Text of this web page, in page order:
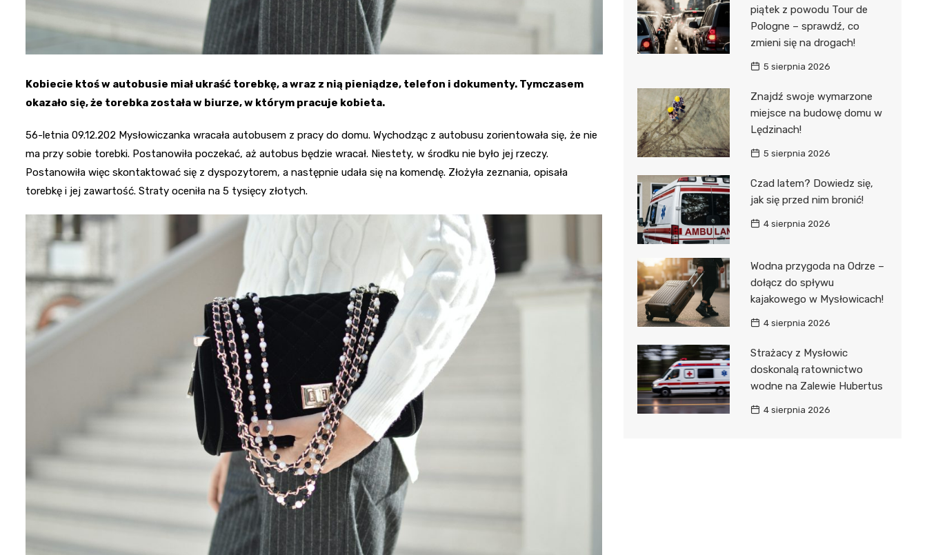
Kobiecie ktoś w autobusie miał ukraść torebkę, a wraz z nią pieniądze, telefon i dokumenty. Tymczasem
okazało się, że torebka została w biurze, w którym pracuje kobieta.
56-letnia 09.12.202 Mysłowiczanka wracała autobusem z pracy do domu. Wychodząc z autobusu zorientowała się, że nie
ma przy sobie torebki. Postanowiła poczekać, aż autobus będzie wracał. Niestety, w środku nie było jej rzeczy.
Postanowiła więc skontaktować się z dyspozytorem, a następnie udała się na komendę. Złożyła zeznania, opisała
torebkę i jej zawartość. Straty oceniła na 5 tysięcy złotych.
piątek z powodu Tour de
Pologne – sprawdź, co
zmieni się na drogach!
5 sierpnia 2026
Znajdź swoje wymarzone
miejsce na budowę domu w
Lędzinach!
5 sierpnia 2026
Czad latem? Dowiedz się,
jak się przed nim bronić!
4 sierpnia 2026
Wodna przygoda na Odrze –
dołącz do spływu
kajakowego w Mysłowicach!
4 sierpnia 2026
Strażacy z Mysłowic
doskonalą ratownictwo
wodne na Zalewie Hubertus
4 sierpnia 2026